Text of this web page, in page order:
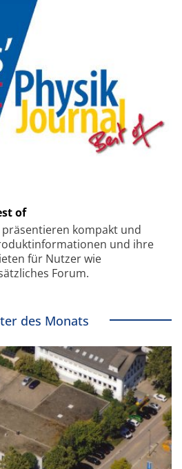
of
kompakt und
und ihre
für Nutzer wie
Forum.
des Monats